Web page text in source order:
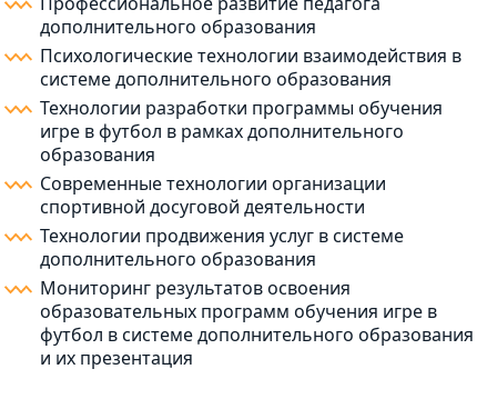
дополнительного образования
Психологические технологии взаимодействия в
системе дополнительного образования
Технологии разработки программы обучения
игре в футбол в рамках дополнительного
образования
Современные технологии организации
спортивной досуговой деятельности
Технологии продвижения услуг в системе
дополнительного образования
Мониторинг результатов освоения
образовательных программ обучения игре в
футбол в системе дополнительного образования
и их презентация